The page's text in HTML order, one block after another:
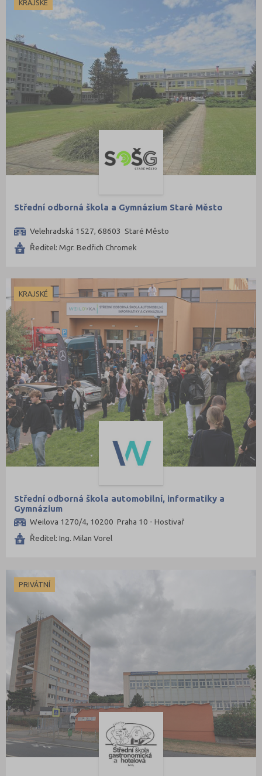
KRAJSKÉ
Střední odborná škola a Gymnázium Staré Město
Velehradská 1527, 68603 Staré Město
Ředitel: Mgr. Bedřich Chromek
KRAJSKÉ
Střední odborná škola automobilní, informatiky a
Gymnázium
Weilova 1270/4, 10200 Praha 10 - Hostivař
Ředitel: Ing. Milan Vorel
PRIVÁTNÍ